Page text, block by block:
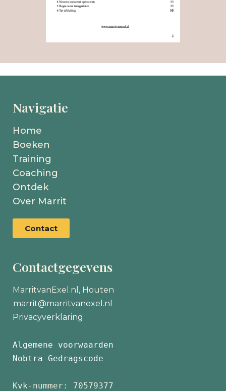
Navigatie
Home
Boeken
Training
Coaching
Ontdek
Over Marrit
Contact
Contactgegevens
MarritvanExel.nl, Houten
marrit@marritvanexel.nl
Privacyverklaring
Algemene voorwaarden
Nobtra Gedragscode
Kvk-nummer: 70579377